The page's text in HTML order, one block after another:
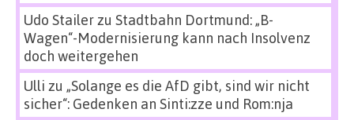
Udo Stailerzu Stadtbahn Dortmund: „B-
Wagen“-Modernisierung kann nach Insolvenz
doch weitergehen
Ulli zu „Solange es die AfD gibt, sind wir nicht
sicher“: Gedenken an Sinti:zze und Rom:nja